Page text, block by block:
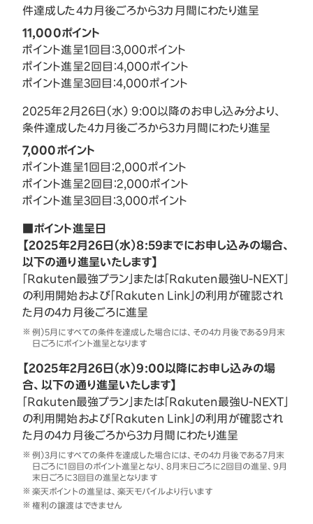
件達成した4カ月後ごろから3カ月間にわたり進呈
11,000ポイント
ポイント進呈1回目：3,000ポイント
ポイント進呈2回目：4,000ポイント
ポイント進呈3回目：4,000ポイント
2025年2月26日（水） 9:00以降のお申し込み分より、
条件達成した4カ月後ごろから3カ月間にわたり進呈
7,000ポイント
ポイント進呈1回目：2,000ポイント
ポイント進呈2回目：2,000ポイント
ポイント進呈3回目：3,000ポイント
■ポイント進呈日
【2025年2月26日（水）8:59までにお申し込みの場合、
以下の通り進呈いたします】
「Rakuten最強プラン」または「Rakuten最強U-NEXT」
の利用開始および「Rakuten Link」の利用が確認され
た月の4カ月後ごろに進呈
例）5月にすべての条件を達成した場合には、その4カ月後である9月末
日ごろにポイント進呈となります
【2025年2月26日（水）9:00以降にお申し込みの場
合、以下の通り進呈いたします】
「Rakuten最強プラン」または「Rakuten最強U-NEXT」
の利用開始および「Rakuten Link」の利用が確認され
た月の4カ月後ごろから3カ月間にわたり進呈
例）3月にすべての条件を達成した場合には、その4カ月後である7月末
日ごろに1回目のポイント進呈となり、8月末日ごろに2回目の進呈、9月
末日ごろに3回目の進呈となります
楽天ポイントの進呈は、楽天モバイルより行います
権利の譲渡はできません